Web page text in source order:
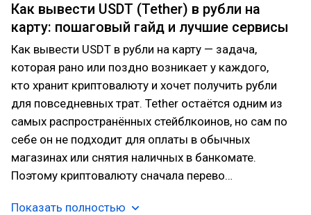
Как вывести USDT (Tether) в рубли на
карту: пошаговый гайд и лучшие сервисы
Как вывести USDT в рубли на карту — задача,
которая рано или поздно возникает у каждого,
кто хранит криптовалюту и хочет получить рубли
для повседневных трат. Tether остаётся одним из
самых распространённых стейблкоинов, но сам по
себе он не подходит для оплаты в обычных
магазинах или снятия наличных в банкомате.
Поэтому криптовалюту сначала перево…
Показать полностью